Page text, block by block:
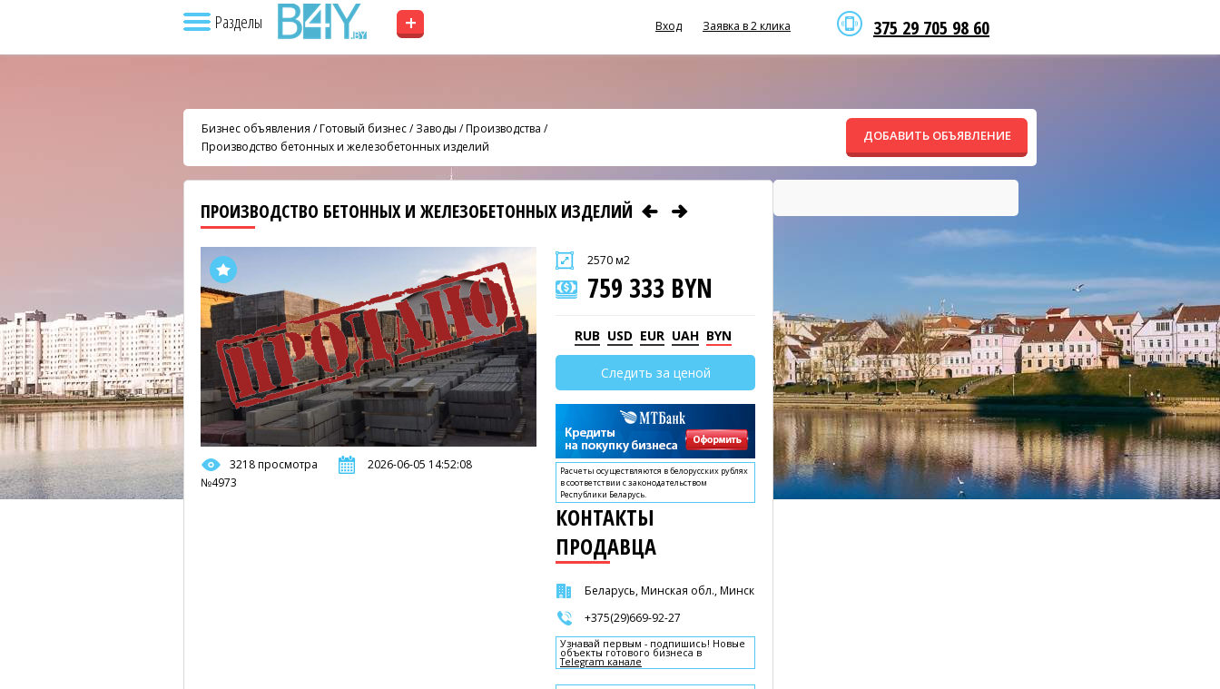
Разделы + 375 29 705 98 60
Вход Заявка в 2 клика
Бизнес объявления /Готовый бизнес/Заводы / Производства /
Производство бетонных и железобетонных изделий
ДОБАВИТЬ ОБЪЯВЛЕНИЕ
ПРОИЗВОДСТВО БЕТОННЫХ И ЖЕЛЕЗОБЕТОННЫХ ИЗДЕЛИЙ
3218 просмотра
2026-06-05 14:52:08
№4973
2570 м2
759 333 BYN
RUB USD EUR UAH BYN
Следить за ценой
Расчеты осуществляются в белорусских рублях
в соответствии с законодательством
Республики Беларусь.
КОНТАКТЫ
ПРОДАВЦА
Беларусь, Минская обл., Минск
+375(29)669-92-27
Узнавай первым - подпишись! Новые
объекты готового бизнеса в
Telegram канале